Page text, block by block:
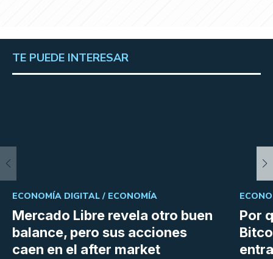
TE PUEDE INTERESAR
Mercado Libre revela otro buen
balance, pero sus acciones
caen en el after market
ECONOMÍA DIGITAL / ECONOMÍA
Por